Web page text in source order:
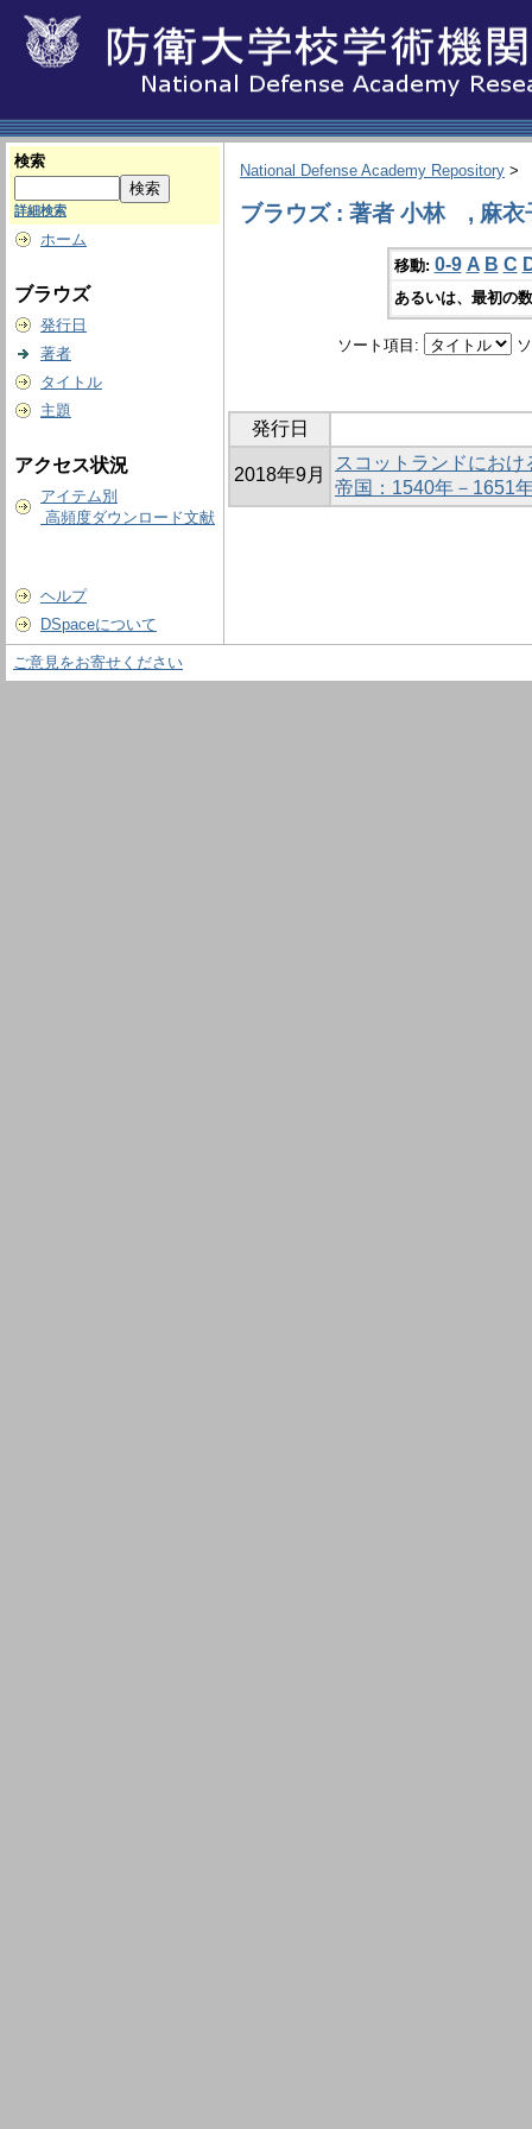
検索
詳細検索
ホーム
ブラウズ
発行日
著者
タイトル
主題
アクセス状況
アイテム別
高頻度ダウンロード文献
ヘルプ
DSpaceについて
National Defense Academy Repository >
ブラウズ : 著者 小林 , 麻衣
移動: 0-9 A B C
あるいは、最初の
ソート項目:
発行日
2018年9月
スコットランドにお
帝国：1540年－1651
ご意見をお寄せください